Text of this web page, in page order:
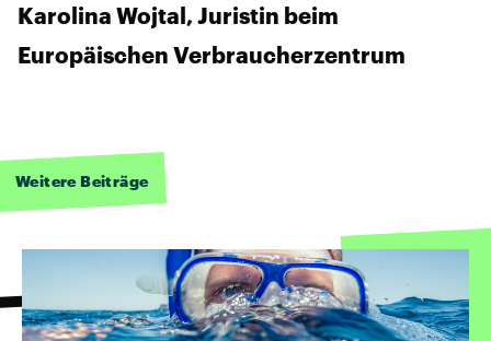
Karolina Wojtal, Juristin beim
Europäischen Verbraucherzentrum
Weitere Beiträge